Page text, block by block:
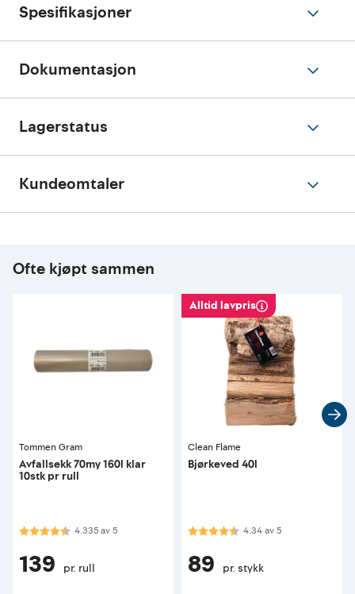
Spesifikasjoner
Dokumentasjon
Lagerstatus
Kundeomtaler
Ofte kjøpt sammen
Tommen Gram
Avfallsekk 70my 160l klar
10stk pr rull
Karakter:4.3 av 5 mulige
4.335av5
139 pr. rull
Alltid lavpris
Clean Flame
Bjørkeved 40l
Karakter:4.3 av 5 mulige
4.34av5
89 pr. stykk